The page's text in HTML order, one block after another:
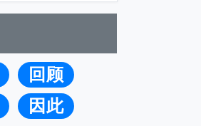
回顾
因此